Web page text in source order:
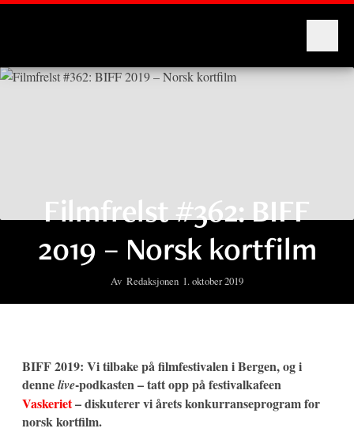
Filmfrelst #362: BIFF
2019 – Norsk kortfilm
Av Redaksjonen 1. oktober 2019
BIFF 2019: Vi tilbake på filmfestivalen i Bergen, og i
dennelive-podkasten – tatt opp på festivalkafeen
Vaskeriet– diskuterer vi årets konkurranseprogram for
norsk kortfilm.